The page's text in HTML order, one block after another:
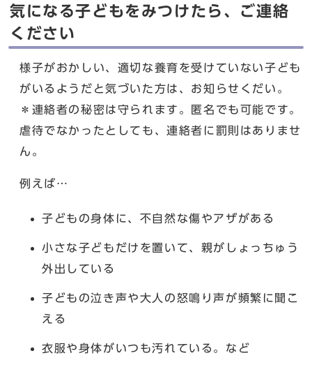
気になる子どもをみつけたら、ご連絡
ください
様子がおかしい、適切な養育を受けていない子ども
がいるようだと気づいた方は、お知らせくだい。
＊連絡者の秘密は守られます。匿名でも可能です。
虐待でなかったとしても、連絡者に罰則はありませ
ん。
例えば…
子どもの身体に、不自然な傷やアザがある
小さな子どもだけを置いて、親がしょっちゅう
外出している
子どもの泣き声や大人の怒鳴り声が頻繁に聞こ
える
衣服や身体がいつも汚れている。など